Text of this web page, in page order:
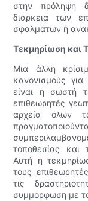
στην πρόληψη
διάρκεια των
σφαλμάτων ή
Τεκμηρίωση και
Μια άλλη
κανονισμούς
είναι η σωστή
επιθεωρητές
αρχεία όλων
τοποθεσίας και
Αυτή η
τους
τις
συμμόρφωση με